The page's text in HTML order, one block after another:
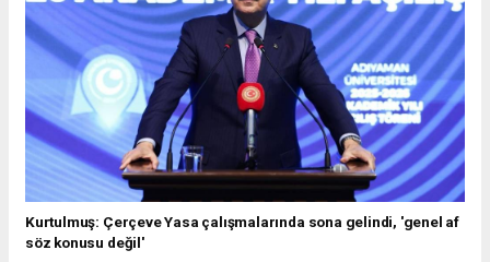
Kurtulmuş: Çerçeve Yasa çalışmalarında sona gelindi, 'genel af
söz konusu değil'